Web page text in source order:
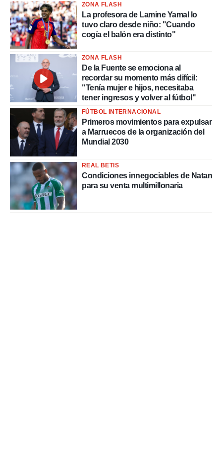
ZONA FLASH
La profesora de Lamine Yamal lo
tuvo claro desde niño: "Cuando
cogía el balón era distinto"
ZONA FLASH
De la Fuente se emociona al
recordar su momento más difícil:
"Tenía mujer e hijos, necesitaba
tener ingresos y volver al fútbol"
FÚTBOL INTERNACIONAL
Primeros movimientos para expulsar
a Marruecos de la organización del
Mundial 2030
REAL BETIS
Condiciones innegociables de Natan
para su venta multimillonaria